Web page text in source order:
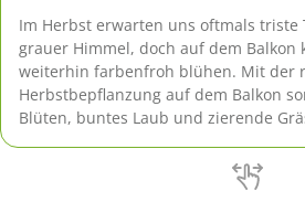
Im Herbst erwarten uns oftmals triste
grauer Himmel, doch auf dem Balkon
weiterhin farbenfroh blühen. Mit der
Herbstbepflanzung auf dem Balkon
Blüten, buntes Laub und zierende
und gute Laune. Indem sie den Balkon
dekorieren und herbstlich gestalten,